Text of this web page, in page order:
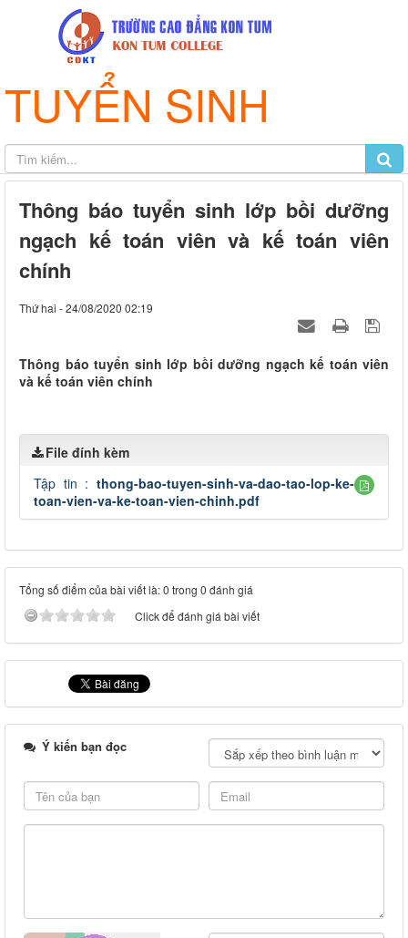
TUYỂN SINH
Thông báo tuyển sinh lớp bồi dưỡng
ngạch kế toán viên và kế toán viên
chính
Thứ hai - 24/08/2020 02:19
Thông báo tuyển sinh lớp bồi dưỡng ngạch kế toán viên
và kế toán viên chính
File đính kèm
Tập tin : thong-bao-tuyen-sinh-va-dao-tao-lop-ke-
toan-vien-va-ke-toan-vien-chinh.pdf
Tổng số điểm của bài viết là: 0 trong 0 đánh giá
Click để đánh giá bài viết
Ý kiến bạn đọc